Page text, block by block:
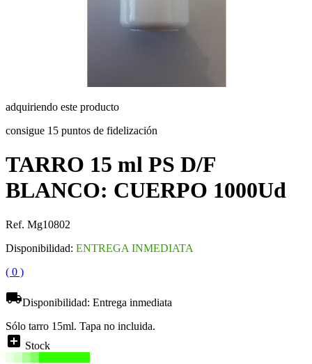
adquiriendo este producto
consigue 15 puntos de fidelización
TARRO 15 ml PS D/F
BLANCO: CUERPO 1000Ud
Ref. Mg10802
Disponibilidad: ENTREGA INMEDIATA
( 0 )
local_shippingDisponibilidad: Entrega inmediata
Sólo tarro 15ml. Tapa no incluida.
add_box Stock